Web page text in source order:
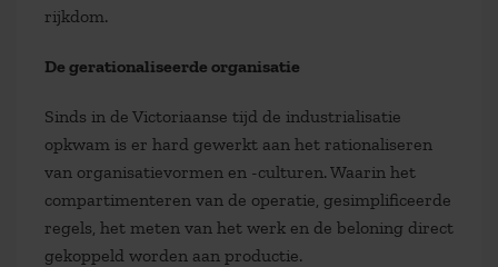
rijkdom.
De gerationaliseerde organisatie
Sinds in de Victoriaanse tijd de industrialisatie
opkwam is er hard gewerkt aan het rationaliseren
van organisatievormen en -culturen. Waarin het
compartimenteren van de operatie, gesimplificeerde
regels, het meten van het werk en de beloning direct
gekoppeld worden aan productie.